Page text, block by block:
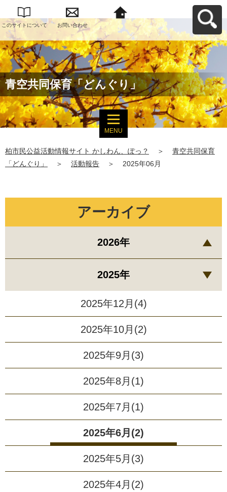
このサイトについて お問い合わせ
柏市民公益活動情報
サイト かしわん、ぽ
っ？へ戻る
青空共同保育「どんぐり」
MENU
柏市民公益活動情報サイト かしわん、ぽっ？ ＞
青空共同保育
「どんぐり」
＞ 活動報告 ＞ 2025年06月
アーカイブ
2026年
2025年
2025年12月(4)
2025年10月(2)
2025年9月(3)
2025年8月(1)
2025年7月(1)
2025年6月(2)
2025年5月(3)
2025年4月(2)